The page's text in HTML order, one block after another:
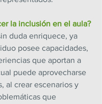
la inclusión en el aula?
duda enriquece, ya
posee capacidades,
que aportan a
puede aprovecharse
al crear escenarios y
que